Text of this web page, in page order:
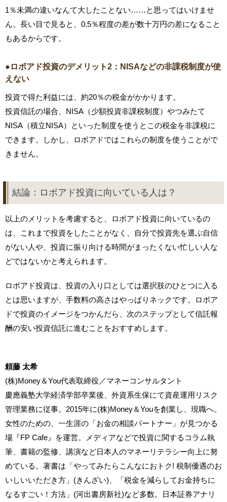
1％未満の違いなんて大したことない……と思ってはいけませ
ん。長い目で見ると、0.5％程度の差が数十万円の差になること
もあるからです。
●ロボアド投資のデメリット2：NISAなどの非課税制度が使
えない
投資で得た利益には、約20％の税金がかかります。
投資信託の場合、NISA（少額投資非課税制度）やつみたて
NISA（積立NISA）といった制度を使うとこの税金を非課税に
できます。しかし、ロボアドではこれらの制度を使うことがで
きません。
結論：ロボアド投資に向いている人は？
以上のメリットを考慮すると、ロボアド投資に向いているの
は、これまで投資をしたことがなく、自分で投資先を選ぶ自信
がない人や、投資に振り向ける時間がまったくない忙しい人な
どではないかと考えられます。
ロボアド投資は、投資の入り口としては選択肢のひとつに入る
とは思いますが、手数料の高さはやっぱりネックです。ロボア
ドで投資のイメージをつかんだら、次のステップとして信託報
酬の安い投資信託に進むことをおすすめします。
頼藤 太希
(株)Money＆You代表取締役／マネーコンサルタント
慶應義塾大学経済学部卒業後、外資系生保にて資産運用リスク
管理業務に従事。2015年に(株)Money＆Youを創業し、現職へ。
女性のための、一生涯の「お金の相談パートナー」が見つかる
場『FP Cafe』を運営。メディアなどで投資に関するコラム執
筆、書籍の監修、講演など日本人のマネーリテラシー向上に努
めている。著書は「やってみたらこんなにおトク! 税制優遇のお
いしいいただき方」(きんざい)、「税金を減らしてお金持ちに
なるすごい！方法」(河出書房新社)など多数。日本証券アナリ